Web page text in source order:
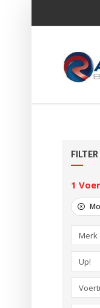
FILTER
1
Merk
Up!